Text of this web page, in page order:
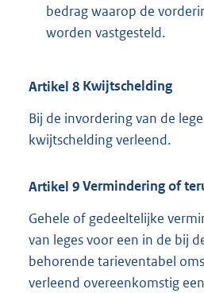
bedrag waarop de
worden vastgesteld.
Artikel 8 Kwijtschelding
Bij de invordering van de
kwijtschelding verleend.
Artikel 9Vermindering of
Gehele of gedeeltelijke
van leges voor een in de bij
behorende tarieventabel
verleend overeenkomstig